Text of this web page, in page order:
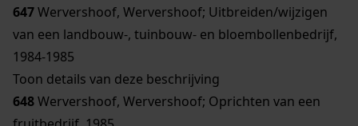
647Wervershoof, Wervershoof; Uitbreiden/wijzigen
van een landbouw-, tuinbouw- en bloembollenbedrijf,
1984-1985
Toon details van deze beschrijving
648Wervershoof, Wervershoof; Oprichten van een